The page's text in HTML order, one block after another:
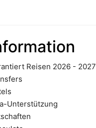
Reisen 2026 - 2027
Unterstützung